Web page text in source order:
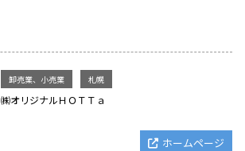
卸売業、小売業 札幌
㈱オリジナルＨＯＴＴａ
ホームページ